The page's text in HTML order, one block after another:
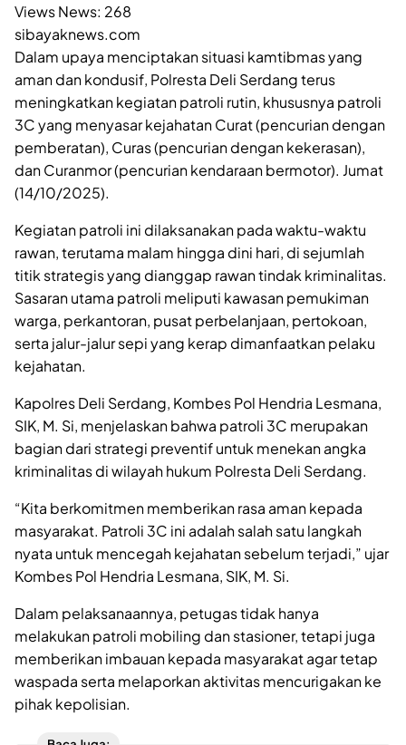
Views News: 268
sibayaknews.com
Dalam upaya menciptakan situasi kamtibmas yang
aman dan kondusif, Polresta Deli Serdang terus
meningkatkan kegiatan patroli rutin, khususnya patroli
3C yang menyasar kejahatan Curat (pencurian dengan
pemberatan), Curas (pencurian dengan kekerasan),
dan Curanmor (pencurian kendaraan bermotor). Jumat
(14/10/2025).
Kegiatan patroli ini dilaksanakan pada waktu-waktu
rawan, terutama malam hingga dini hari, di sejumlah
titik strategis yang dianggap rawan tindak kriminalitas.
Sasaran utama patroli meliputi kawasan pemukiman
warga, perkantoran, pusat perbelanjaan, pertokoan,
serta jalur-jalur sepi yang kerap dimanfaatkan pelaku
kejahatan.
Kapolres Deli Serdang, Kombes Pol Hendria Lesmana,
SIK, M. Si, menjelaskan bahwa patroli 3C merupakan
bagian dari strategi preventif untuk menekan angka
kriminalitas di wilayah hukum Polresta Deli Serdang.
“Kita berkomitmen memberikan rasa aman kepada
masyarakat. Patroli 3C ini adalah salah satu langkah
nyata untuk mencegah kejahatan sebelum terjadi,” ujar
Kombes Pol Hendria Lesmana, SIK, M. Si.
Dalam pelaksanaannya, petugas tidak hanya
melakukan patroli mobiling dan stasioner, tetapi juga
memberikan imbauan kepada masyarakat agar tetap
waspada serta melaporkan aktivitas mencurigakan ke
pihak kepolisian.